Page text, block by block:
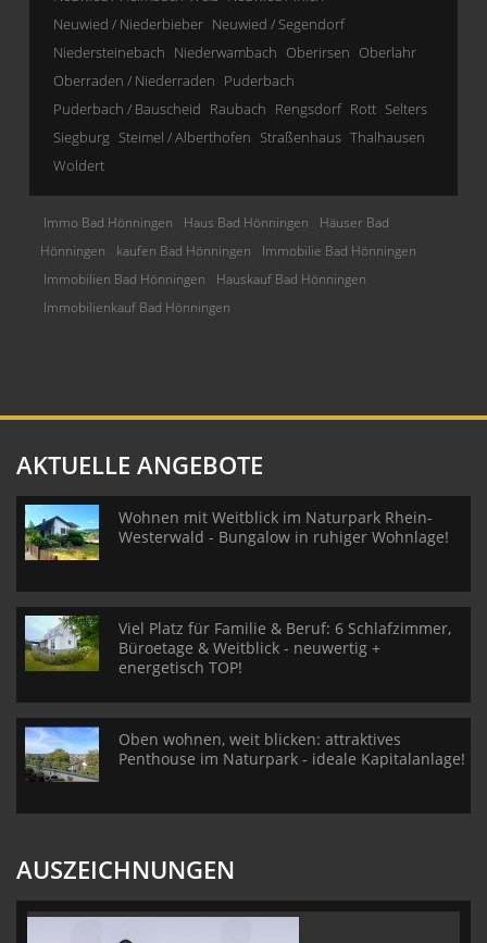
Neuwied / Niederbieber Neuwied / Segendorf
Niedersteinebach Niederwambach Oberirsen Oberlahr
Oberraden / Niederraden Puderbach
Puderbach / Bauscheid Raubach Rengsdorf Rott Selters
Siegburg Steimel / Alberthofen Straßenhaus Thalhausen
Woldert
Immo Bad Hönningen Haus Bad Hönningen
Häuser Bad
Hönningen
kaufen Bad Hönningen
Immobilie Bad Hönningen
Immobilien Bad Hönningen
Hauskauf Bad Hönningen
Immobilienkauf Bad Hönningen
AKTUELLE ANGEBOTE
Wohnen mit Weitblick im Naturpark Rhein-
Westerwald - Bungalow in ruhiger Wohnlage!
Viel Platz für Familie & Beruf: 6 Schlafzimmer,
Büroetage & Weitblick - neuwertig +
energetisch TOP!
Oben wohnen, weit blicken: attraktives
Penthouse im Naturpark - ideale Kapitalanlage!
AUSZEICHNUNGEN